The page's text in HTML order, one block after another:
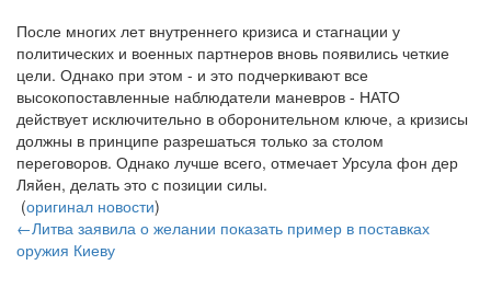
После многих лет внутреннего кризиса и стагнации у
политических и военных партнеров вновь появились четкие
цели. Однако при этом - и это подчеркивают все
высокопоставленные наблюдатели маневров - НАТО
действует исключительно в оборонительном ключе, а кризисы
должны в принципе разрешаться только за столом
переговоров. Однако лучше всего, отмечает Урсула фон дер
Ляйен, делать это с позиции силы.
(оригинал новости)
←Литва заявила о желании показать пример в поставках
оружия Киеву